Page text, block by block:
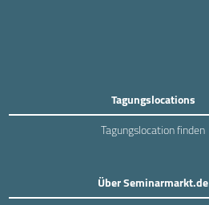
Tagungslocations
Tagungslocation finden
Über Seminarmarkt.de